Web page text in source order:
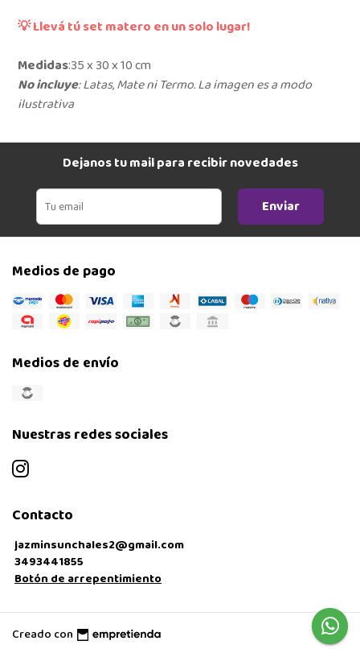
💡 Llevá tú set matero en un solo lugar!
Medidas:35 x 30 x 10 cm
No incluye: Latas, Mate ni Termo. La imagen es a modo
ilustrativa
Dejanos tu mail para recibir novedades
Enviar
Medios de pago
Medios de envío
Nuestras redes sociales
Contacto
jazminsunchales2@gmail.com
3493441855
Botón de arrepentimiento
Creado con